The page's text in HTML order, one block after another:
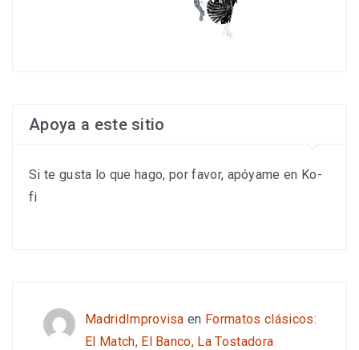
Apoya a este sitio
Si te gusta lo que hago, por favor, apóyame en Ko-
fi
MadridImprovisa en Formatos clásicos:
El Match, El Banco, La Tostadora